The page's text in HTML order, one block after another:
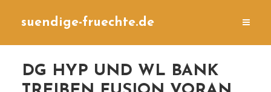
suendige-fruechte.de
DG HYP UND WL BANK